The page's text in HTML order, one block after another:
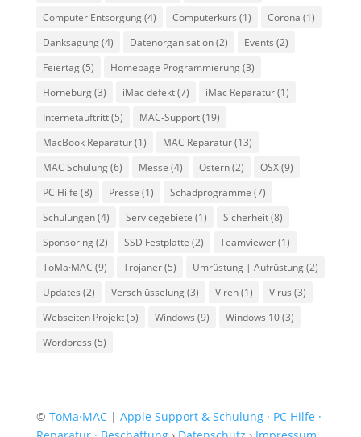
Computer Entsorgung(4) Computerkurs (1) Corona (1)
Danksagung(4) Datenorganisation(2) Events (2)
Feiertag(5) Homepage Programmierung(3)
Horneburg(3) iMac defekt(7) iMac Reparatur(1)
Internetauftritt(5) MAC-Support(19)
MacBook Reparatur(1) MAC Reparatur(13)
MAC Schulung(6) Messe (4) Ostern(2) OSX(9)
PC Hilfe (8) Presse (1) Schadprogramme (7)
Schulungen(4) Servicegebiete (1) Sicherheit(8)
Sponsoring(2) SSD Festplatte (2) Teamviewer(1)
ToMa·MAC (9) Trojaner(5) Umrüstung | Aufrüstung(2)
Updates (2) Verschlüsselung(3) Viren(1) Virus (3)
Webseiten Projekt(5) Windows (9) Windows 10(3)
Wordpress (5)
© ToMa·MAC| Apple Support & Schulung · PC Hilfe ·